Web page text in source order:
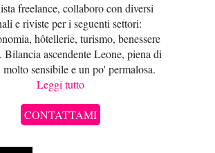
freelance, collaboro con diversi
e riviste per i seguenti settori:
hôtellerie, turismo, benessere
Bilancia ascendente Leone, piena di
molto sensibile e un po' permalosa.
Leggi tutto
CONTATTAMI